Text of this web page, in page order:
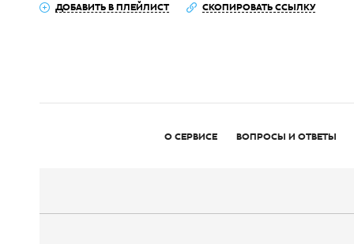
ДОБАВИТЬ В ПЛЕЙЛИСТ СКОПИРОВАТЬ ССЫЛКУ
О СЕРВИСЕ ВОПРОСЫ И ОТВЕТЫ